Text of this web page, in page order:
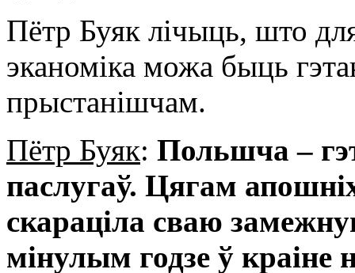
Пётр Буяк лічыць, што
эканоміка можа быць
прыстанішчам.
Пётр Буяк: Польшча –
паслугаў. Цягам
скараціла сваю
мінулым годзе ў краіне